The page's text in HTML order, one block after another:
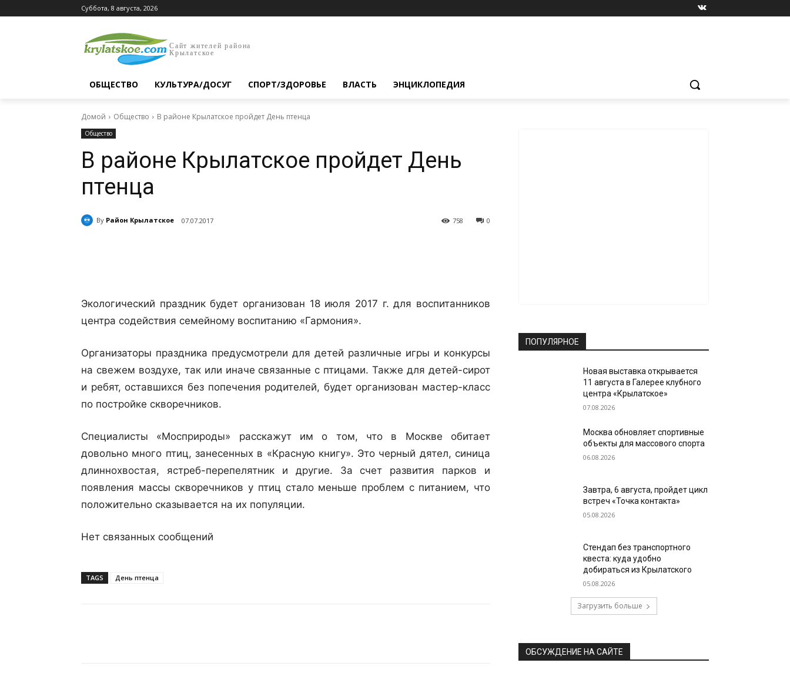
Суббота, 8 августа, 2026
Сайт жителей района
Крылатское
ОБЩЕСТВО КУЛЬТУРА/ДОСУГ СПОРТ/ЗДОРОВЬЕ ВЛАСТЬ ЭНЦИКЛОПЕДИЯ
Домой Общество В районе Крылатское пройдет День птенца
Общество
В районе Крылатское пройдет День
птенца
By Район Крылатское 07.07.2017 0
758
Экологический праздник будет организован 18 июля 2017 г. для воспитанников
центра содействия семейному воспитанию «Гармония».
Организаторы праздника предусмотрели для детей различные игры и конкурсы
на свежем воздухе, так или иначе связанные с птицами. Также для детей-сирот
и ребят, оставшихся без попечения родителей, будет организован мастер-класс
по постройке скворечников.
Специалисты «Мосприроды» расскажут им о том, что в Москве обитает
довольно много птиц, занесенных в «Красную книгу». Это черный дятел, синица
длиннохвостая, ястреб-перепелятник и другие. За счет развития парков и
появления массы скворечников у птиц стало меньше проблем с питанием, что
положительно сказывается на их популяции.
Нет связанных сообщений
TAGS День птенца
ПОПУЛЯРНОЕ
Новая выставка открывается
11 августа в Галерее клубного
центра «Крылатское»
07.08.2026
Москва обновляет спортивные
объекты для массового спорта
06.08.2026
Завтра, 6 августа, пройдет цикл
встреч «Точка контакта»
05.08.2026
Стендап без транспортного
квеста: куда удобно
добираться из Крылатского
05.08.2026
Загрузить больше
ОБСУЖДЕНИЕ НА САЙТЕ